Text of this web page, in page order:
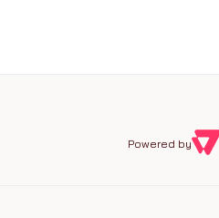
Powered by